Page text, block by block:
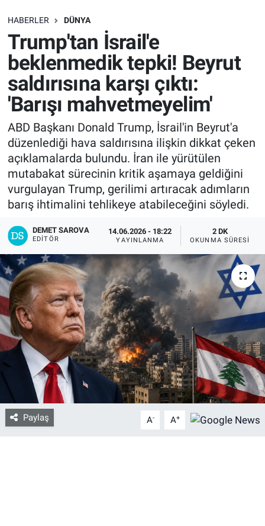
HABERLER DÜNYA
Trump'tan İsrail'e
beklenmedik tepki! Beyrut
saldırısına karşı çıktı:
'Barışı mahvetmeyelim'
ABD Başkanı Donald Trump, İsrail'in Beyrut'a
düzenlediği hava saldırısına ilişkin dikkat çeken
açıklamalarda bulundu. İran ile yürütülen
mutabakat sürecinin kritik aşamaya geldiğini
vurgulayan Trump, gerilimi artıracak adımların
barış ihtimalini tehlikeye atabileceğini söyledi.
DEMET SAROVA
EDITÖR
14.06.2026 - 18:22
YAYINLANMA
2 DK
OKUNMA SÜRESI
Paylaş A- A+
SAĞLIK
EKONOMİ
EĞİTİM
ÖZEL HABER
Keşfet
ASTROLOJİ
MANŞET
RESMİ İLANLAR
İLAN
Bize ulaşın
İletişim/Künye
Yaşam
Gözden Kaçmasın
İletişim (Künye)